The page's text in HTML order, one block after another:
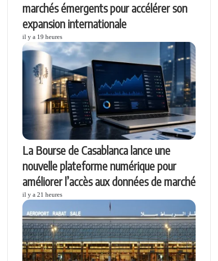
marchés émergents pour accélérer son
expansion internationale
il y a 19 heures
La Bourse de Casablanca lance une
nouvelle plateforme numérique pour
améliorer l’accès aux données de marché
il y a 21 heures